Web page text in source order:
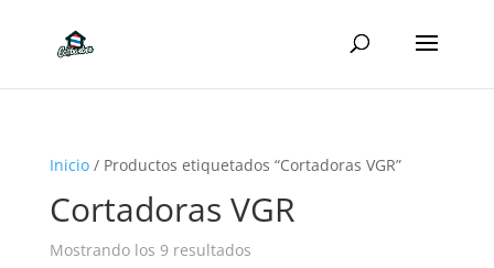
Inicio/ Productos etiquetados “Cortadoras VGR”
Cortadoras VGR
Mostrando los 9 resultadosOrdenado